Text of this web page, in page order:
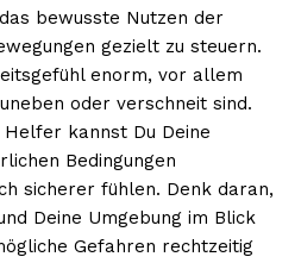
bewusste Nutzen der
gezielt zu steuern.
enorm, vor allem
oder verschneit sind.
kannst Du Deine
Bedingungen
sicherer fühlen. Denk daran,
Deine Umgebung im Blick
Gefahren rechtzeitig